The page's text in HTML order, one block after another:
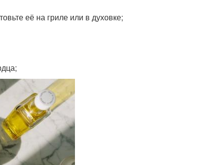
её на гриле или в духовке;